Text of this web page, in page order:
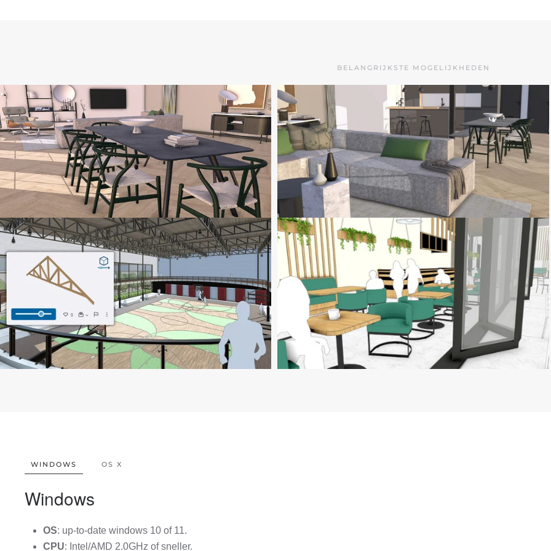
BELANGRIJKSTE MOGELIJKHEDEN
SketchUp Contentbibliotheek in 3D Warehouse
Live componenten
WINDOWS OS X
Windows
OS: up-to-date windows 10 of 11.
CPU: Intel/AMD 2.0GHz of sneller.